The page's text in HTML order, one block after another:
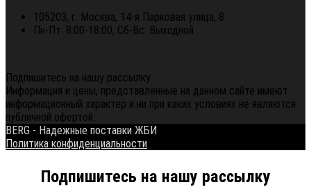
105203, г. Москва, 14-я Парковая улица, 8
Пн-Пт: 8:00-18:00, Сб-Вс: Выходной
Подпишитесь на нашу рассылку
Информация и цены, представленные на данном сайте имеют
информационный характер и ни при каких условиях не являются
публичной офертой.
BERG - Надежные поставки ЖБИ
Политика конфиденциальности
Подпишитесь на нашу рассылку